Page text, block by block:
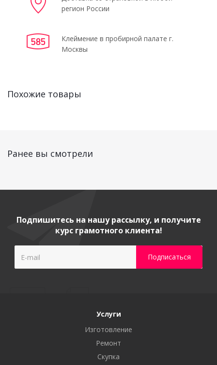
регион России
Клеймение в пробирной палате г.
Москвы
Похожие товары
Ранее вы смотрели
Подпишитесь на нашу рассылку, и получите
курс грамотного клиента!
Услуги
Изготовление
Ремонт
Скупка